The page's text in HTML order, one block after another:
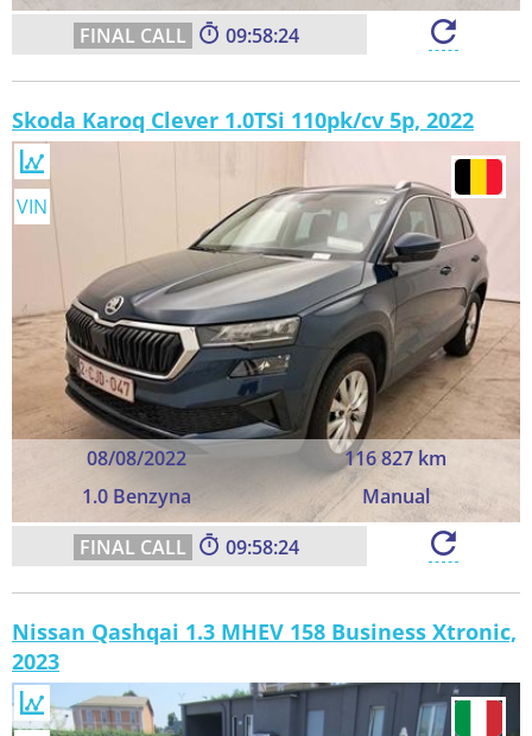
09:58:23
Skoda Karoq Clever 1.0TSi 110pk/cv 5p, 2022
08/08/2022
116 827 km
1.0 Benzyna
Manual
VIN
09:58:23
Nissan Qashqai 1.3 MHEV 158 Business Xtronic,
2023